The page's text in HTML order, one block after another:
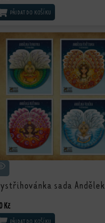
PŘIDAT DO KOŠÍKU
sada Andělek
Kč